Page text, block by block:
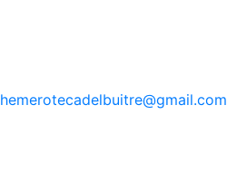
hemerotecadelbuitre@gmail.com